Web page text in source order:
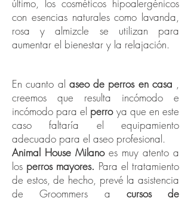
último, los cosméticos hipoalergénicos
con esencias naturales como lavanda,
rosa y almizcle se utilizan para
aumentar el bienestar y la relajación.
En cuanto al aseo de perros en casa ,
creemos que resulta incómodo e
incómodo para el perroya que en este
caso faltaría el equipamiento
adecuado para el aseo profesional.
Animal House Milanoes muy atento a
los perros mayores. Para el tratamiento
de estos, de hecho, prevé la asistencia
de Groommers a cursos de